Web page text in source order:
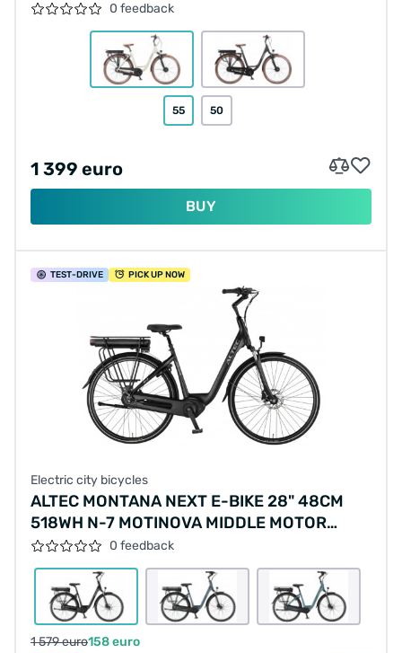
0 feedback
55 50
1 399 euro
BUY
TEST-DRIVE PICK UP NOW
Electric city bicycles
ALTEC MONTANA NEXT E-BIKE 28" 48CM
518WH N-7 MOTINOVA MIDDLE MOTOR
65NM
0 feedback
1 579 euro158 euro